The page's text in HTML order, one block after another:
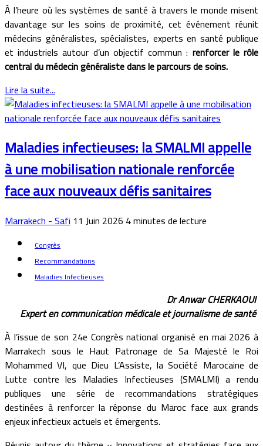
À l’heure où les systèmes de santé à travers le monde misent
davantage sur les soins de proximité, cet événement réunit
médecins généralistes, spécialistes, experts en santé publique
et industriels autour d’un objectif commun : renforcer le rôle
central du médecin généraliste dans le parcours de soins.
Lire la suite...
Maladies infectieuses: la SMALMI appelle
à une mobilisation nationale renforcée
face aux nouveaux défis sanitaires
Marrakech - Safi11 Juin 2026 4minutes de lecture
Congrès
Recommandations
Maladies Infectieuses
Dr Anwar CHERKAOUI
Expert en communication médicale et journalisme de santé
À l’issue de son 24e Congrès national organisé en mai 2026 à
Marrakech sous le Haut Patronage de Sa Majesté le Roi
Mohammed VI, que Dieu L’Assiste, la Société Marocaine de
Lutte contre les Maladies Infectieuses (SMALMI) a rendu
publiques une série de recommandations stratégiques
destinées à renforcer la réponse du Maroc face aux grands
enjeux infectieux actuels et émergents.